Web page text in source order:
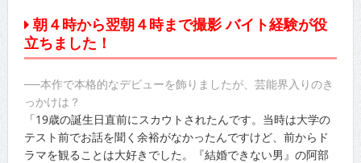
朝４時から翌朝４時まで撮影 バイト経験が役
立ちました！
──本作で本格的なデビューを飾りましたが、芸能界入りのき
っかけは？
「19歳の誕生日直前にスカウトされたんです。当時は大学の
テスト前でお話を聞く余裕がなかったんですけど、前からド
ラマを観ることは大好きでした。『結婚できない男』の阿部